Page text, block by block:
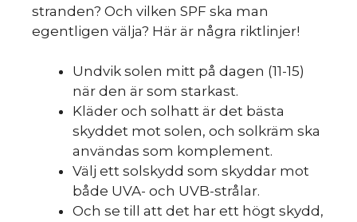
stranden? Och vilken SPF ska man
egentligen välja? Här är några riktlinjer!
Undvik solen mitt på dagen (11-15)
när den är som starkast.
Kläder och solhatt är det bästa
skyddet mot solen, och solkräm ska
användas som komplement.
Välj ett solskydd som skyddar mot
både UVA- och UVB-strålar.
Och se till att det har ett högt skydd,